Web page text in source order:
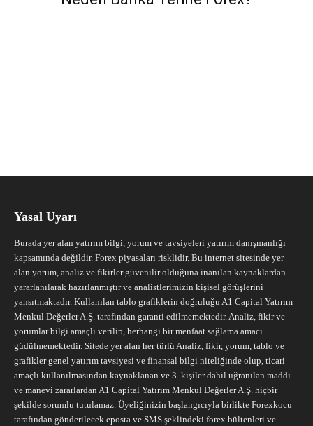
Yasal Uyarı
Burada yer alan yatırım bilgi, yorum ve tavsiyeleri yatırım danışmanlığı
kapsamında değildir. Forex piyasaları risklidir. Bu internet sitesinde yer
alan yorum, analiz ve fikirler güvenilir olduğuna inanılan kaynaklardan
yararlanılarak hazırlanmıştır ve analistlerimizin kişisel görüşlerini
yansıtmaktadır. Kullanılan tablo grafiklerin doğruluğu A1 Capital Yatırım
Menkul Değerler A.Ş. tarafından garanti edilmemektedir. Analiz, fikir ve
yorumlar bilgi amaçlı verilip, herhangi bir menfaat sağlama amacı
güdülmemektedir. Sitede yer alan her türlü Analiz, fikir, yorum, tablo ve
grafikler genel yatırım tavsiyesi ve finansal bilgi niteliğinde olup, ticari
amaçlı kullanılmasından kaynaklanan ve 3. kişiler dahil uğranılan maddi
ve manevi zararlardan A1 Capital Yatırım Menkul Değerler A.Ş. hiçbir
şekilde sorumlu tutulamaz. Üyeliğinizin başlangıcıyla birlikte Forexkocu
tarafından gönderilecek eposta ve SMS şeklindeki forex bültenleri ve